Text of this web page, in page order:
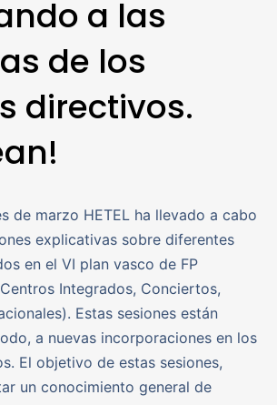
a las
de los
directivos.
de marzo HETEL ha llevado a cabo
explicativas sobre diferentes
en el VI plan vasco de FP
Integrados, Conciertos,
Estas sesiones están
a nuevas incorporaciones en los
El objetivo de estas sesiones,
un conocimiento general de